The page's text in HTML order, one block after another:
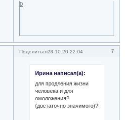
0
Поделиться 7
28.10.20 22:04
Ирина написал(а):
для продления жизни
человека и для
омоложения?
(достаточно значимого)?